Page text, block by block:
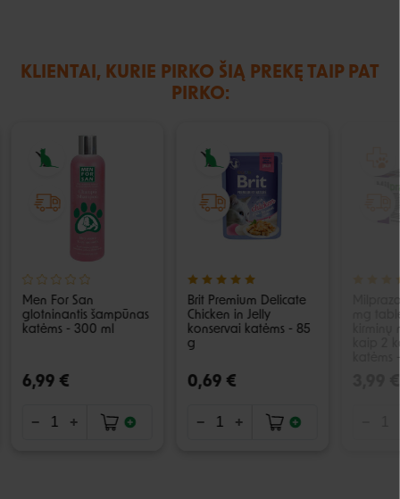
KLIENTAI, KURIE PIRKO ŠIĄ PREKĘ TAIP PAT
PIRKO:
Men For San
glotninantis šampūnas
katėms - 300 ml
6,99 €
Brit Premium Delicate
Chicken in Jelly
konservai katėms - 85
g
0,69 €
mg
kaip 2
katėms